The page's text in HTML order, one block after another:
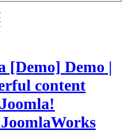
[Demo] Demo |
content